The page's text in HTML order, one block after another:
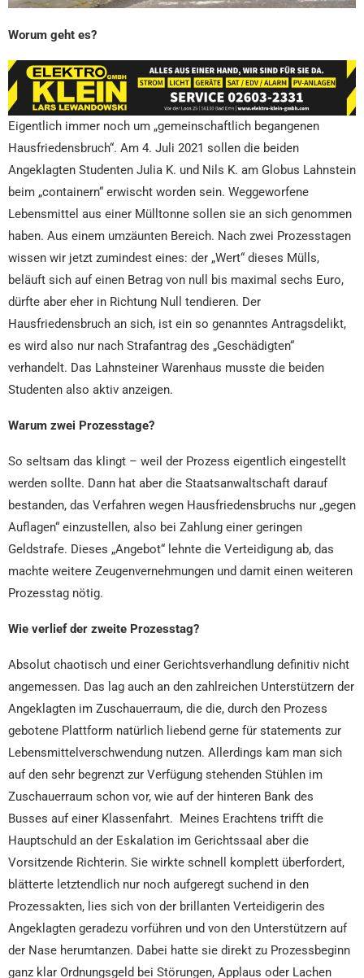
Worum geht es?
Eigentlich immer noch um „gemeinschaftlich begangenen
Hausfriedensbruch“. Am 4. Juli 2021 sollen die beiden
Angeklagten Studenten Julia K. und Nils K. am Globus Lahnstein
beim „containern“ erwischt worden sein. Weggeworfene
Lebensmittel aus einer Mülltonne sollen sie an sich genommen
haben. Aus einem umzäunten Bereich. Nach zwei Prozesstagen
wissen wir jetzt zumindest eines: der „Wert“ dieses Mülls,
beläuft sich auf einen Betrag von null bis maximal sechs Euro,
dürfte aber eher in Richtung Null tendieren. Der
Hausfriedensbruch an sich, ist ein so genanntes Antragsdelikt,
es wird also nur nach Strafantrag des „Geschädigten“
verhandelt. Das Lahnsteiner Warenhaus musste die beiden
Studenten also aktiv anzeigen.
Warum zwei Prozesstage?
So seltsam das klingt – weil der Prozess eigentlich eingestellt
werden sollte. Dann hat aber die Staatsanwaltschaft darauf
bestanden, das Verfahren wegen Hausfriedensbruchs nur „gegen
Auflagen“ einzustellen, also bei Zahlung einer geringen
Geldstrafe. Dieses „Angebot“ lehnte die Verteidigung ab, das
machte weitere Zeugenvernehmungen und damit einen weiteren
Prozesstag nötig.
Wie verlief der zweite Prozesstag?
Absolut chaotisch und einer Gerichtsverhandlung definitiv nicht
angemessen. Das lag auch an den zahlreichen Unterstützern der
Angeklagten im Zuschauerraum, die die, durch den Prozess
gebotene Plattform natürlich liebend gerne für statements zur
Lebensmittelverschwendung nutzen. Allerdings kam man sich
auf den sehr begrenzt zur Verfügung stehenden Stühlen im
Zuschauerraum schon vor, wie auf der hinteren Bank des
Busses auf einer Klassenfahrt. Meines Erachtens trifft die
Hauptschuld an der Eskalation im Gerichtssaal aber die
Vorsitzende Richterin. Sie wirkte schnell komplett überfordert,
blätterte letztendlich nur noch aufgeregt suchend in den
Prozessakten, lies sich von der brillanten Verteidigerin des
Angeklagten geradezu vorführen und von den Unterstützern auf
der Nase herumtanzen. Dabei hatte sie direkt zu Prozessbeginn
ganz klar Ordnungsgeld bei Störungen, Applaus oder Lachen